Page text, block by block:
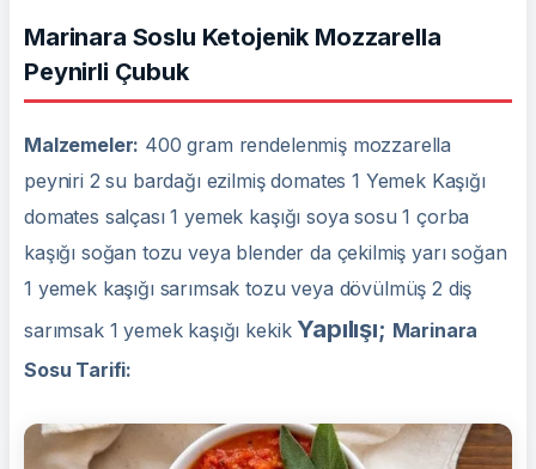
Marinara Soslu Ketojenik Mozzarella
Peynirli Çubuk
Malzemeler: 400 gram rendelenmiş mozzarella
peyniri 2 su bardağı ezilmiş domates 1 Yemek Kaşığı
domates salçası 1 yemek kaşığı soya sosu 1 çorba
kaşığı soğan tozu veya blender da çekilmiş yarı soğan
1 yemek kaşığı sarımsak tozu veya dövülmüş 2 diş
sarımsak 1 yemek kaşığı kekik Yapılışı; Marinara
Sosu Tarifi: